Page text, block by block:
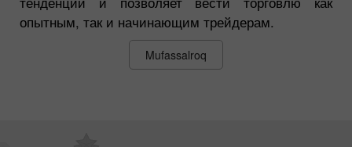
опытным, так и начинающим трейдерам.
Mufassalroq